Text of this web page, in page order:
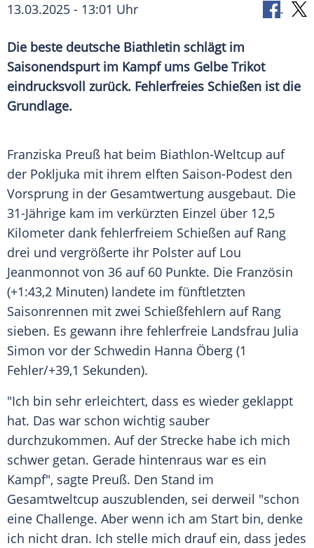
13.03.2025 - 13:01 Uhr
Die beste deutsche Biathletin schlägt im
Saisonendspurt im Kampf ums Gelbe Trikot
eindrucksvoll zurück. Fehlerfreies Schießen ist die
Grundlage.
Franziska Preuß hat beim Biathlon-Weltcup auf
der Pokljuka mit ihrem elften Saison-Podest den
Vorsprung in der Gesamtwertung ausgebaut. Die
31-Jährige kam im verkürzten Einzel über 12,5
Kilometer dank fehlerfreiem Schießen auf Rang
drei und vergrößerte ihr Polster auf Lou
Jeanmonnot von 36 auf 60 Punkte. Die Französin
(+1:43,2 Minuten) landete im fünftletzten
Saisonrennen mit zwei Schießfehlern auf Rang
sieben. Es gewann ihre fehlerfreie Landsfrau Julia
Simon vor der Schwedin Hanna Öberg (1
Fehler/+39,1 Sekunden).
"Ich bin sehr erleichtert, dass es wieder geklappt
hat. Das war schon wichtig sauber
durchzukommen. Auf der Strecke habe ich mich
schwer getan. Gerade hintenraus war es ein
Kampf", sagte Preuß. Den Stand im
Gesamtweltcup auszublenden, sei derweil "schon
eine Challenge. Aber wenn ich am Start bin, denke
ich nicht dran. Ich stelle mich drauf ein, dass jedes